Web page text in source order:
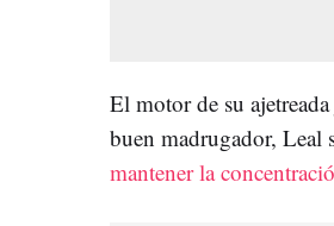
El motor de su
buen madrugador, Leal
mantener la